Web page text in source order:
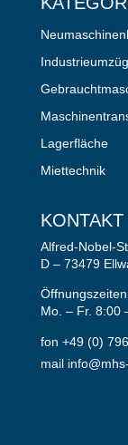
Lagerfläche
Miettechnik
KONTAKT
Alfred-Nobel-
D – 73479
Mo. – Fr. 8:00
fon +49 (0)
mail